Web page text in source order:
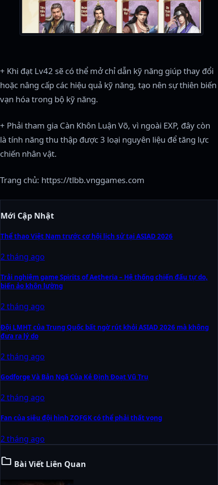
+ Khi đạt Lv42 sẽ có thể mở chỉ dẫn kỹ năng giúp thay đổi
hoặc nâng cấp các hiệu quả kỹ năng, tạo nên sự thiên biến
vạn hóa trong bộ kỹ năng.
+ Phải tham gia Càn Khôn Luận Võ, vì ngoài EXP, đây còn
là tính năng thu thập được 3 loại nguyên liệu để tăng lực
chiến nhân vật.
Trang chủ: https://tlbb.vnggames.com
Mới Cập Nhật
Thể thao Việt Nam trước cơ hội lịch sử tại ASIAD 2026
2 tháng ago
Trải nghiệm game Spirits of Aetheria – Hệ thống chiến đấu tự do,
biến ảo khôn lường
2 tháng ago
Đội LMHT của Trung Quốc bất ngờ rút khỏi ASIAD 2026 mà không
đưa ra lý do
2 tháng ago
Godforge Và Bản Ngã Của Kẻ Định Đoạt Vũ Trụ
2 tháng ago
Fan của siêu đội hình ZOFGK có thể phải thất vọng
2 tháng ago
folder Bài Viết Liên Quan